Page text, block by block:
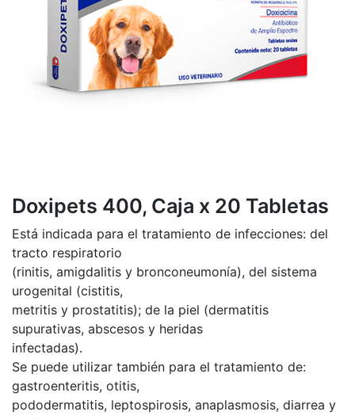
Doxipets 400, Caja x 20 Tabletas
Está indicada para el tratamiento de infecciones: del
tracto respiratorio
(rinitis, amigdalitis y bronconeumonía), del sistema
urogenital (cistitis,
metritis y prostatitis); de la piel (dermatitis
supurativas, abscesos y heridas
infectadas).
Se puede utilizar también para el tratamiento de:
gastroenteritis, otitis,
pododermatitis, leptospirosis, anaplasmosis, diarrea y